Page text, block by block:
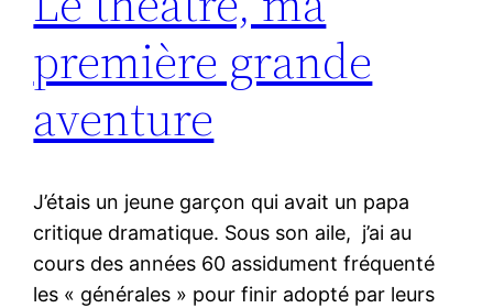
première grande
aventure
J’étais un jeune garçon qui avait un papa
critique dramatique. Sous son aile, j’ai au
cours des années 60 assidument fréquenté
les « générales » pour finir adopté par leurs